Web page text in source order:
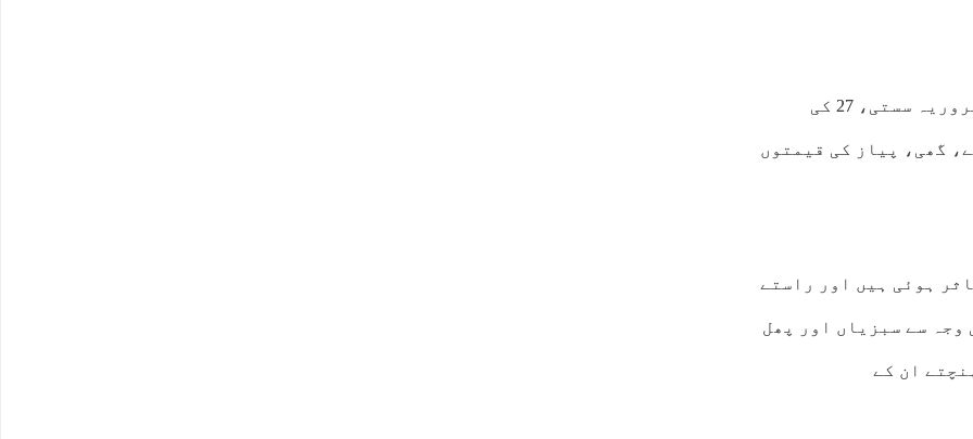
رپورٹ کے مطابق زیرجائزہ عرصے کے دوران 6 اشیائے ضروریہ سستی، 27 کی
گھی، پیاز کی قیمتوں
ہوئی ہیں اور راستے
وجہ سے سبزیاں اور پھل
ان کے